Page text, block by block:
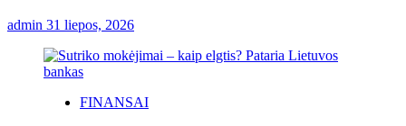
admin 31 liepos, 2026
FINANSAI